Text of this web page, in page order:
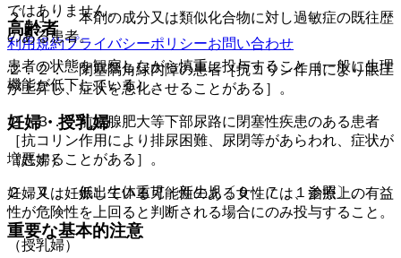
高齢者
患者の状態を観察しながら慎重に投与すること（一般に生理
機能が低下している）。
妊婦・授乳婦
（妊婦）
妊婦又は妊娠している可能性のある女性には、治療上の有益
性が危険性を上回ると判断される場合にのみ投与すること。
（授乳婦）
２．１． 本剤の成分又は類似化合物に対し過敏症の既往歴
のある患者。
２．２． 閉塞隅角緑内障の患者［抗コリン作用により眼圧
が上昇し、症状を悪化させることがある］。
２．３． 前立腺肥大等下部尿路に閉塞性疾患のある患者
［抗コリン作用により排尿困難、尿閉等があらわれ、症状が
増悪することがある］。
２．４． 低出生体重児・新生児〔９．７．１参照〕。
重要な基本的注意
ではありません。
利用規約プライバシーポリシーお問い合わせ